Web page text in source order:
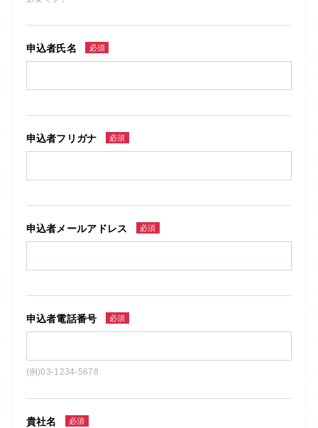
申込者氏名 必須
申込者フリガナ 必須
申込者メールアドレス 必須
申込者電話番号 必須
(例)03-1234-5678
貴社名 必須